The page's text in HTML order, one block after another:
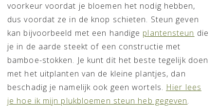
voorkeur voordat je bloemen het nodig hebben,
dus voordat ze in de knop schieten. Steun geven
kan bijvoorbeeld met een handige plantensteun die
je in de aarde steekt of een constructie met
bamboe-stokken. Je kunt dit het beste tegelijk doen
met het uitplanten van de kleine plantjes, dan
beschadig je namelijk ook geen wortels. Hier lees
je hoe ik mijn plukbloemen steun heb gegeven.